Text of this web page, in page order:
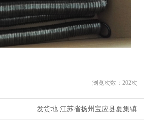
浏览次数： 202次
发货地:江苏省扬州宝应县夏集镇